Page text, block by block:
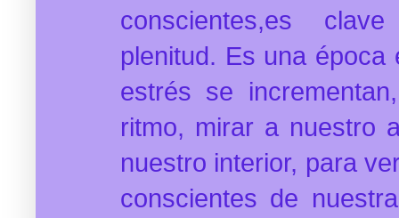
conscientes,es
plenitud. Es una
estrés se
ritmo, mirar a nuestro
nuestro interior, para
conscientes de